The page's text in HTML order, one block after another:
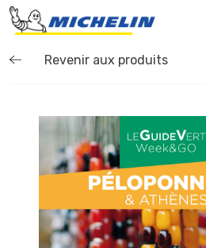
Revenir aux produits